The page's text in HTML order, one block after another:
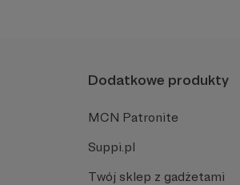
Dodatkowe produkty
MCN Patronite
Suppi.pl
Twój sklep z gadżetami